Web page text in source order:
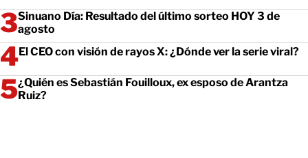
Sinuano Día: Resultado del último sorteo HOY 3 de
agosto
El CEO con visión de rayos X: ¿Dónde ver la serie viral?
¿Quién es Sebastián Fouilloux, ex esposo de Arantza
Ruiz?